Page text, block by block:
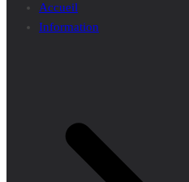
Accueil
Information